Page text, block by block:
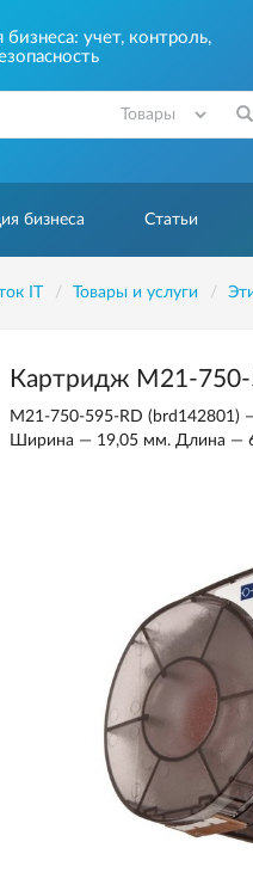
учет, контроль,
бизнеса Статьи
IT Товары и услуги
Картридж M21-
M21-750-595-RD (brd142801)
Ширина — 19,05 мм. Длина —